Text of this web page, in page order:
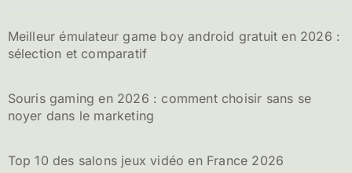
Meilleur émulateur game boy android gratuit en 2026 :
sélection et comparatif
Souris gaming en 2026 : comment choisir sans se
noyer dans le marketing
Top 10 des salons jeux vidéo en France 2026